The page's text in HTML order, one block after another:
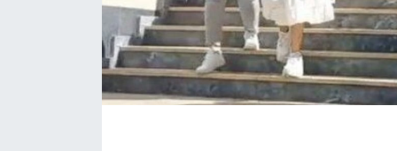
SARIYER HABERLERİ
SARIYER İMAR BARIŞI